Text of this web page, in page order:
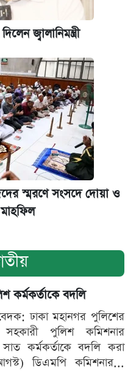
জ্বালানিমন্ত্রী
স্মরণে সংসদে দোয়া ও
কর্মকর্তাকে বদলি
ঢাকা মহানগর পুলিশের
পুলিশ কমিশনার
সাত কর্মকর্তাকে বদলি করা
ডিএমপি কমিশনার...